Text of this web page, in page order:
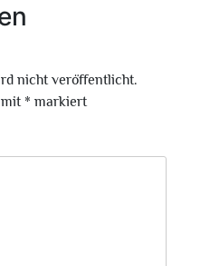
nicht veröffentlicht.
mit * markiert